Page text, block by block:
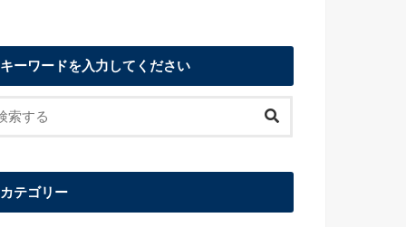
キーワードを入力してください
カテゴリー